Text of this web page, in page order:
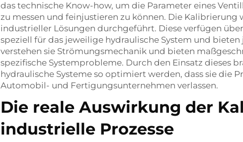
das technische Know-how, um die Parameter eines
zu messen und feinjustieren zu können. Die
industrieller Lösungen durchgeführt. Diese verfügen
speziell für das jeweilige hydraulische System und
verstehen sie Strömungsmechanik und bieten
spezifische Systemprobleme. Durch den Einsatz dieses
hydraulische Systeme so optimiert werden, dass sie die
Automobil- und Fertigungsunternehmen verlassen.
Die reale Auswirkung der
industrielle Prozesse